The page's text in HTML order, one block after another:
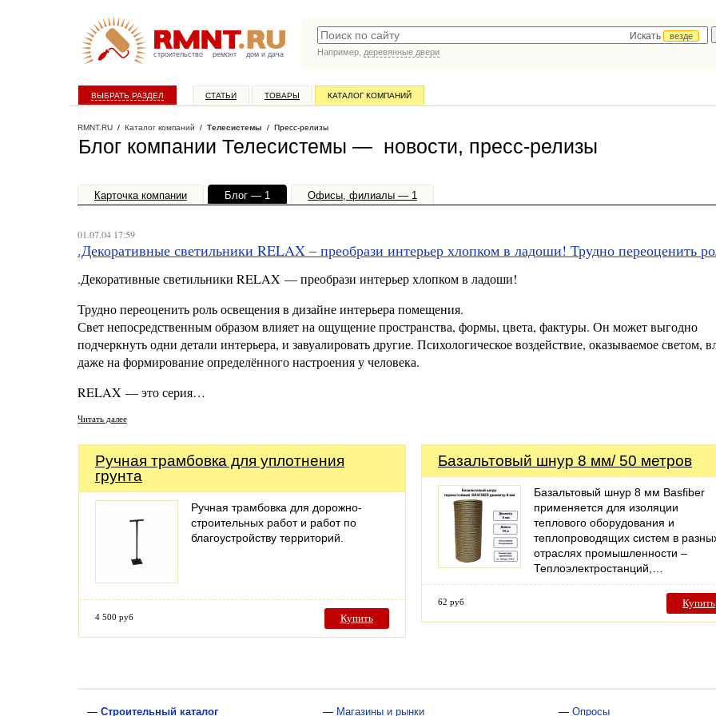
строительство ремонт дом и дача
Искать
везде
Например, деревянные двери
ВЫБРАТЬ РАЗДЕЛ СТАТЬИ ТОВАРЫ КАТАЛОГ КОМПАНИЙ
RMNT.RU / Каталог компаний / Телесистемы / Пресс-релизы
Блог компании Телесистемы — новости, пресс-релизы
Карточка компании Блог — 1 Офисы, филиалы — 1
01.07.04 17:59
.Декоративные светильники RELAX – преобрази интерьер хлопком в ладоши! Трудно переоценить
.Декоративные светильники RELAX — преобрази интерьер хлопком в ладоши!
Трудно переоценить роль освещения в дизайне интерьера помещения.
Свет непосредственным образом влияет на ощущение пространства, формы, цвета, фактуры. Он может выгодно
подчеркнуть одни детали интерьера, и завуалировать другие. Психологическое воздействие, оказываемое светом,
даже на формирование определённого настроения у человека.
RELAX — это серия…
Читать далее
Ручная трамбовка для уплотнения
грунта
Ручная трамбовка для дорожно-
строительных работ и работ по
благоустройству территорий.
4 500 руб Купить
Базальтовый шнур 8 мм/ 50 метров
Базальтовый шнур 8 мм Basfiber
применяется для изоляции
теплового оборудования и
теплопроводящих систем в
отраслях промышленности –
Теплоэлектростанций,…
62 руб Купить
— Строительный каталог — Магазины и рынки — Опросы